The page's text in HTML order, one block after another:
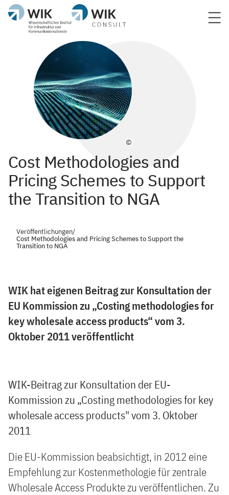
©
Cost Methodologies and
Pricing Schemes to Support
the Transition to NGA
Veröffentlichungen/
Cost Methodologies and Pricing Schemes to Support the
Transition to NGA
WIK hat eigenen Beitrag zur Konsultation der
EU Kommission zu „Costing methodologies for
key wholesale access products“ vom 3.
Oktober 2011 veröffentlicht
WIK-Beitrag zur Konsultation der EU-
Kommission zu „Costing methodologies for key
wholesale access products" vom 3. Oktober
2011
Die EU-Kommission beabsichtigt, in 2012 eine
Empfehlung zur Kostenmethologie für zentrale
Wholesale Access Produkte zu veröffentlichen. Zu